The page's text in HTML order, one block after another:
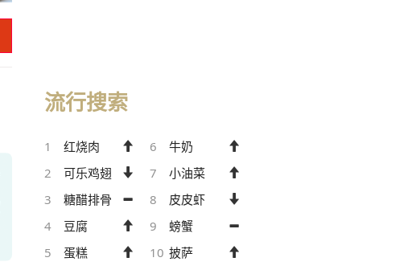
流行搜索
1
红烧肉
2
可乐鸡翅
3
糖醋排骨
4
豆腐
5
蛋糕
6
牛奶
7
小油菜
8
皮皮虾
9
螃蟹
10 披萨